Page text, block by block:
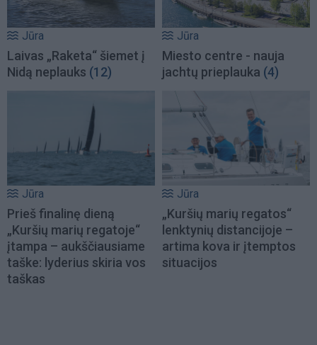
Jūra
Laivas „Raketa“ šiemet į
Nidą neplauks (12)
Jūra
Miesto centre - nauja
jachtų prieplauka (4)
Jūra
Prieš finalinę dieną
„Kuršių marių regatoje“
įtampa – aukščiausiame
taške: lyderius skiria vos
taškas
Jūra
„Kuršių marių regatos“
lenktynių distancijoje –
artima kova ir įtemptos
situacijos